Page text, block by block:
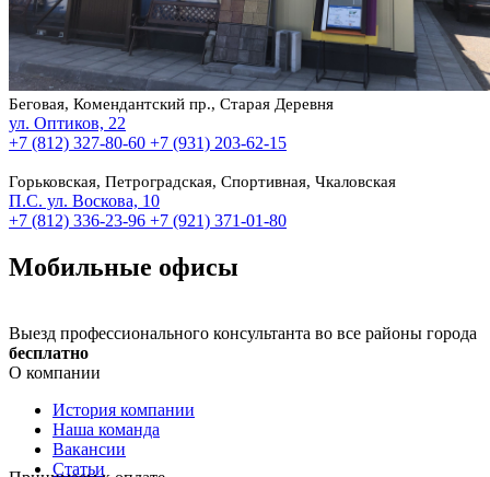
Беговая, Комендантский пр., Старая Деревня
ул. Оптиков, 22
+7 (812) 327-80-60 +7 (931) 203-62-15
Горьковская, Петроградская, Спортивная, Чкаловская
П.С. ул. Воскова, 10
+7 (812) 336-23-96 +7 (921) 371-01-80
Мобильные офисы
Выезд профессионального консультанта во все районы города
бесплатно
О компании
История компании
Наша команда
Вакансии
Статьи